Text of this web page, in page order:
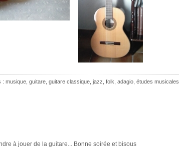
: musique guitare guitare classique jazz folk adagio études musicales
à jouer de la guitare... Bonne soirée et bisous